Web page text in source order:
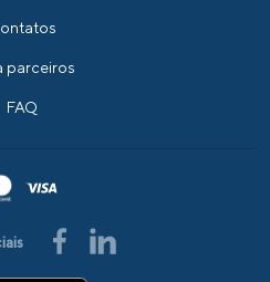
parceiros
FAQ